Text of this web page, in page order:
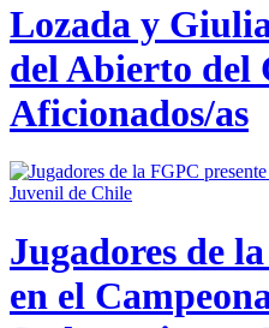
Lozada y
del Abierto del
Aficionados/as
Jugadores de
en el